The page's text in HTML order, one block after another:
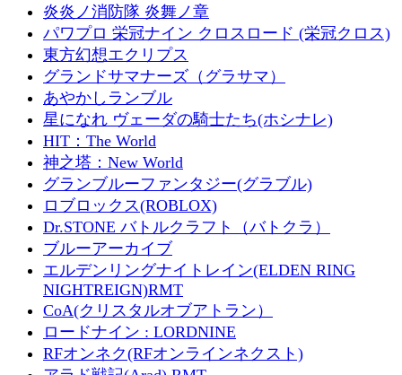
炎炎ノ消防隊 炎舞ノ章
パワプロ 栄冠ナイン クロスロード (栄冠クロス)
東方幻想エクリプス
グランドサマナーズ（グラサマ）
あやかしランブル
星になれ ヴェーダの騎士たち(ホシナレ)
HIT：The World
神之塔：New World
グランブルーファンタジー(グラブル)
ロブロックス(ROBLOX)
Dr.STONE バトルクラフト（バトクラ）
ブルーアーカイブ
エルデンリングナイトレイン(ELDEN RING
NIGHTREIGN)RMT
CoA(クリスタルオブアトラン）
ロードナイン : LORDNINE
RFオンネク(RFオンラインネクスト)